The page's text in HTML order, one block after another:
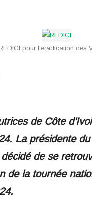
pour l'éradication des
de Côte
La présidente
de se
de la tournée